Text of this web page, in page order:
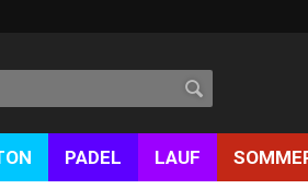
PADEL LAUF